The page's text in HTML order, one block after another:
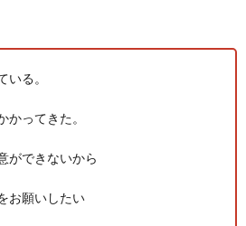
Watch、iPhoneや...
なのは繊毛が回転運動をして左側に流れが...
てきた。もしかしてニンジャ？→スタイリ...
いる。
かってきた。
ができないから
お願いしたい